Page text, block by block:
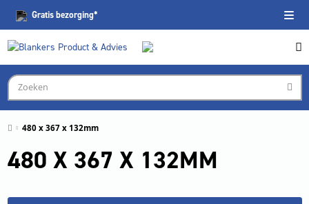
Gratisbezorging*
480 x 367 x 132mm
480 X 367 X 132MM